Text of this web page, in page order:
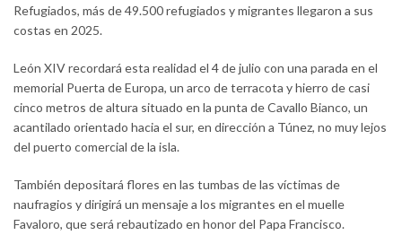
Refugiados, más de 49.500 refugiados y migrantes llegaron a sus
costas en 2025.
León XIV recordará esta realidad el 4 de julio con una parada en el
memorial Puerta de Europa, un arco de terracota y hierro de casi
cinco metros de altura situado en la punta de Cavallo Bianco, un
acantilado orientado hacia el sur, en dirección a Túnez, no muy lejos
del puerto comercial de la isla.
También depositará flores en las tumbas de las víctimas de
naufragios y dirigirá un mensaje a los migrantes en el muelle
Favaloro, que será rebautizado en honor del Papa Francisco.